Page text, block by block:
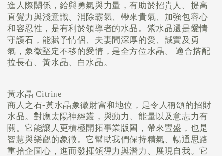
進人際關係，給與勇氣與力量，有助於招貴人、提高
直覺力與淺意識、消除霸氣、帶來貴氣、加強包容心
和容忍性，是有利於領導者的水晶。紫水晶還是愛情
守護石，能賦予情侶、夫妻間深厚的愛、誠實及勇
氣，象徵堅定不移的愛情，是全方位水晶。
適合搭配
拉長石、黃水晶、白水晶。
黃水晶 Citrine
商人之石-黃水晶象徵財富和地位，是令人稱頌的招財
水晶。對應太陽神經叢，與動力、能量以及意志力有
關。它能讓人更積極開拓事業版圖，帶來豐盛，也是
智慧與樂觀的象徵。它幫助我們保持精氣、暢通思路
重拾企圖心，進而發揮領導力與潛力、展現自我。它